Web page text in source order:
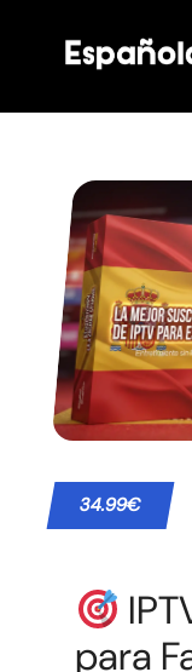
34.99€
para